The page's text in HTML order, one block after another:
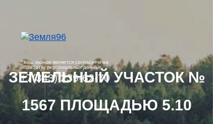
* ваш звонок является согласием на
обработку персональных данных
+7(343) 239-62-70
ЗЕМЕЛЬНЫЙ УЧАСТОК №
1567 ПЛОЩАДЬЮ 5.10